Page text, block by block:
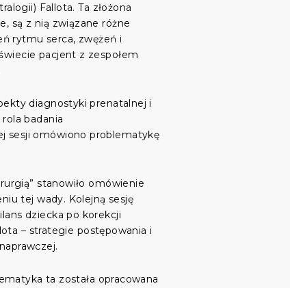
Fallota. Ta złożona
są z nią związane różne
rytmu serca, zwężeń i
pacjent z zespołem
diagnostyki prenatalnej i
badania
sesji omówiono problematykę
stanowiło omówienie
tej wady. Kolejną sesję
dziecka po korekcji
– strategie postępowania i
ta została opracowana